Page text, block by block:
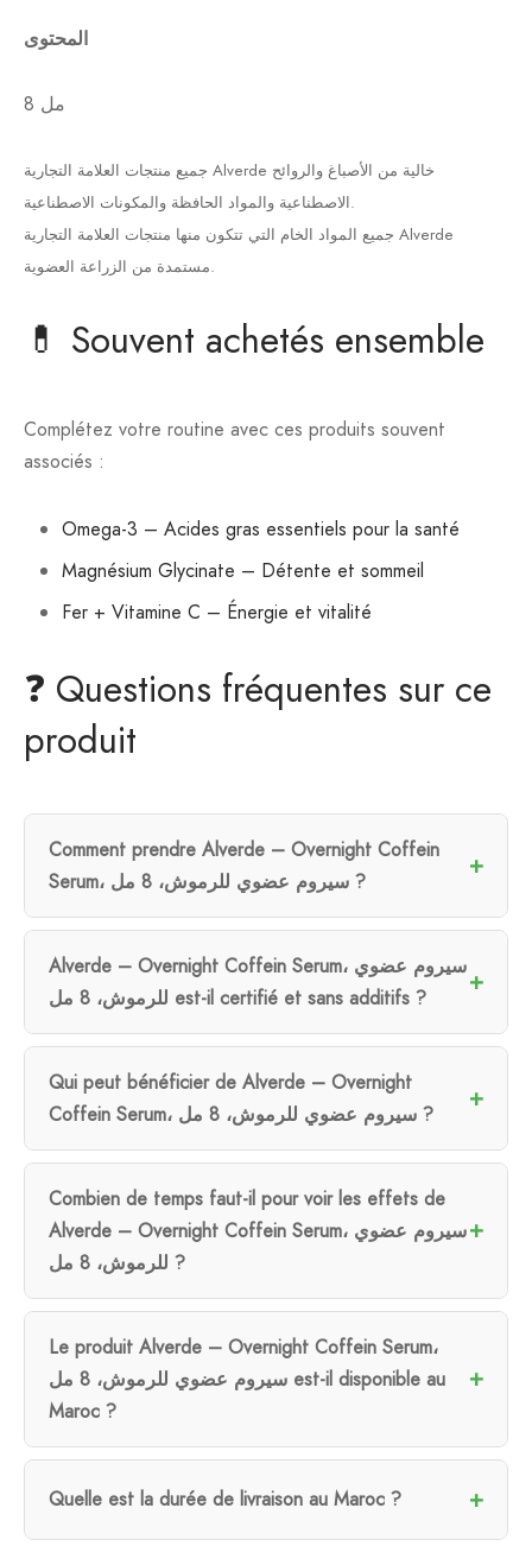
المحتوى
8 مل
جميع منتجات العلامة التجارية Alverde خالية من الأصباغ والروائح
الاصطناعية والمواد الحافظة والمكونات الاصطناعية.
جميع المواد الخام التي تتكون منها منتجات العلامة التجارية Alverde
مستمدة من الزراعة العضوية.
💊 Souvent achetés ensemble
Complétez votre routine avec ces produits souvent
associés :
Omega-3 – Acides gras essentiels pour la santé
Magnésium Glycinate – Détente et sommeil
Fer + Vitamine C – Énergie et vitalité
❓ Questions fréquentes sur ce
produit
Comment prendre Alverde – Overnight Coffein
Serum، سيروم عضوي للرموش، 8 مل ?
Alverde – Overnight Coffein Serum، سيروم عضوي
للرموش، 8 مل est-il certifié et sans additifs ?
Qui peut bénéficier de Alverde – Overnight
Coffein Serum، سيروم عضوي للرموش، 8 مل ?
Combien de temps faut-il pour voir les effets de
Alverde – Overnight Coffein Serum، سيروم عضوي
للرموش، 8 مل ?
Le produit Alverde – Overnight Coffein Serum،
سيروم عضوي للرموش، 8 مل est-il disponible au
Maroc ?
Quelle est la durée de livraison au Maroc ?